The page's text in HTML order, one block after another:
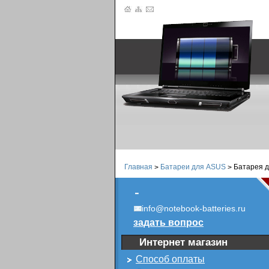
Главная > Батареи для ASUS > Батарея
-
info@notebook-batteries.ru
задать вопрос
Интернет магазин
Способ оплаты